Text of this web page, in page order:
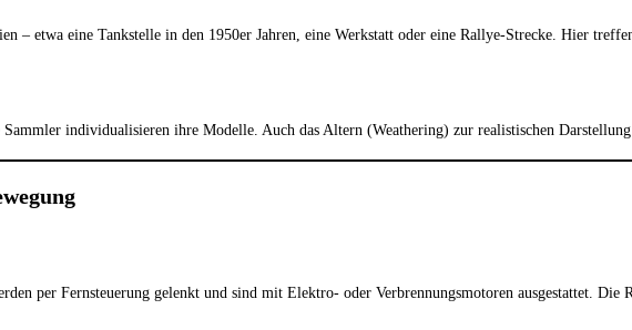
– etwa eine Tankstelle in den 1950er Jahren, eine Werkstatt oder eine Rallye-Strecke. Hier
individualisieren ihre Modelle. Auch das Altern (Weathering) zur realistischen
per Fernsteuerung gelenkt und sind mit Elektro- oder Verbrennungsmotoren ausgestattet. Die